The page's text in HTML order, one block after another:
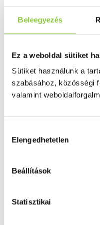
Beleegyezés
Ez a weboldal sütiket
Sütiket használunk a
szabásához, közösségi
valamint
kiválasztása
Elengedhetetlen
Beállítások
Statisztikai
Valós gyógyszertári háttér
Folyamatos akciók